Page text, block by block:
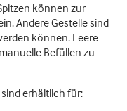
können zur
Andere Gestelle sind
können. Leere
Befüllen zu
erhältlich für: